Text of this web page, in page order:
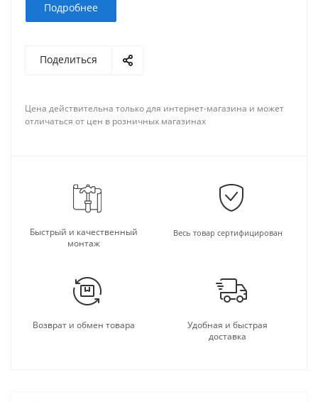
Подробнее
Поделиться
Цена действительна только для интернет-магазина и может
отличаться от цен в розничных магазинах
Быстрый и качественный
монтаж
Весь товар сертифицирован
Возврат и обмен товара
Удобная и быстрая
доставка